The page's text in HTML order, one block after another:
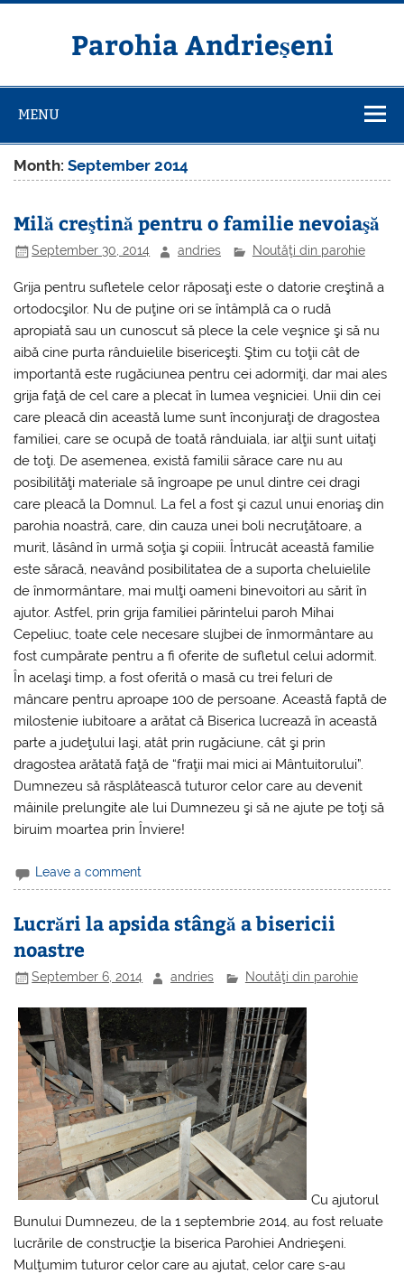
Skip
Parohia Andrieșeni
MENU
Month:September 2014
Milă creştină pentru o familie nevoiaşă
September 30, 2014 andries Noutăţi din parohie
Grija pentru sufletele celor răposaţi este o datorie creştină a
ortodocşilor. Nu de puţine ori se întâmplă ca o rudă
apropiată sau un cunoscut să plece la cele veşnice şi să nu
aibă cine purta rânduielile bisericeşti. Ştim cu toţii cât de
importantă este rugăciunea pentru cei adormiţi, dar mai ales
grija faţă de cel care a plecat în lumea veşniciei. Unii din cei
care pleacă din această lume sunt înconjuraţi de dragostea
familiei, care se ocupă de toată rânduiala, iar alţii sunt uitaţi
de toţi. De asemenea, există familii sărace care nu au
posibilităţi materiale să îngroape pe unul dintre cei dragi
care pleacă la Domnul. La fel a fost şi cazul unui enoriaş din
parohia noastră, care, din cauza unei boli necruţătoare, a
murit, lăsând în urmă soţia şi copiii. Întrucât această familie
este săracă, neavând posibilitatea de a suporta cheluielile
de înmormântare, mai mulţi oameni binevoitori au sărit în
ajutor. Astfel, prin grija familiei părintelui paroh Mihai
Cepeliuc, toate cele necesare slujbei de înmormântare au
fost cumpărate pentru a fi oferite de sufletul celui adormit.
În acelaşi timp, a fost oferită o masă cu trei feluri de
mâncare pentru aproape 100 de persoane. Această faptă de
milostenie iubitoare a arătat că Biserica lucrează în această
parte a judeţului Iaşi, atât prin rugăciune, cât şi prin
dragostea arătată faţă de “fraţii mai mici ai Mântuitorului”.
Dumnezeu să răsplătească tuturor celor care au devenit
mâinile prelungite ale lui Dumnezeu şi să ne ajute pe toţi să
biruim moartea prin Înviere!
Leave a comment
Lucrări la apsida stângă a bisericii
noastre
September 6, 2014 andries Noutăţi din parohie
Cu ajutorul
Bunului Dumnezeu, de la 1 septembrie 2014, au fost reluate
lucrările de construcţie la biserica Parohiei Andrieşeni.
Mulţumim tuturor celor care au ajutat, celor care s-au